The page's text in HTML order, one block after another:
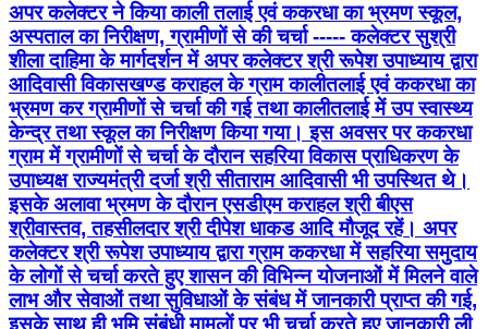
अपर कलेक्टर ने किया काली तलाई एवं ककरधा का भ्रमण स्कूल,
अस्पताल का निरीक्षण, ग्रामीणों से की चर्चा ----- कलेक्टर सुश्री
शीला दाहिमा के मार्गदर्शन में अपर कलेक्टर श्री रूपेश उपाध्याय द्वारा
आदिवासी विकासखण्ड कराहल के ग्राम कालीतलाई एवं ककरधा का
भ्रमण कर ग्रामीणों से चर्चा की गई तथा कालीतलाई में उप स्वास्थ्य
केन्द्र तथा स्कूल का निरीक्षण किया गया। इस अवसर पर ककरधा
ग्राम में ग्रामीणों से चर्चा के दौरान सहरिया विकास प्राधिकरण के
उपाध्यक्ष राज्यमंत्री दर्जा श्री सीताराम आदिवासी भी उपस्थित थे।
इसके अलावा भ्रमण के दौरान एसडीएम कराहल श्री बीएस
श्रीवास्तव, तहसीलदार श्री दीपेश धाकड आदि मौजूद रहें। अपर
कलेक्टर श्री रूपेश उपाध्याय द्वारा ग्राम ककरधा में सहरिया समुदाय
के लोगों से चर्चा करते हुए शासन की विभिन्न योजनाओं में मिलने वाले
लाभ और सेवाओं तथा सुविधाओं के संबंध में जानकारी प्राप्त की गई,
इसके साथ ही भूमि संबंधी मामलों पर भी चर्चा करते हुए जानकारी ली